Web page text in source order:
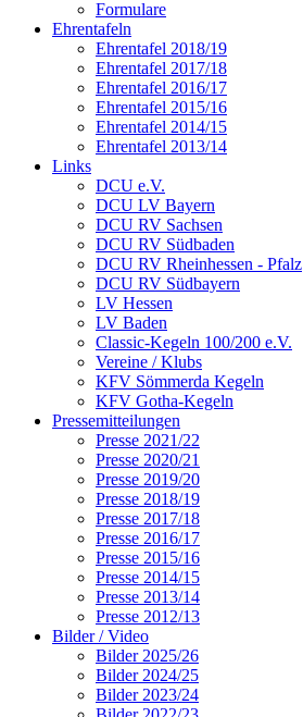
Formulare
Ehrentafeln
Ehrentafel 2018/19
Ehrentafel 2017/18
Ehrentafel 2016/17
Ehrentafel 2015/16
Ehrentafel 2014/15
Ehrentafel 2013/14
Links
DCU e.V.
DCU LV Bayern
DCU RV Sachsen
DCU RV Südbaden
DCU RV Rheinhessen - Pfalz
DCU RV Südbayern
LV Hessen
LV Baden
Classic-Kegeln 100/200 e.V.
Vereine / Klubs
KFV Sömmerda Kegeln
KFV Gotha-Kegeln
Pressemitteilungen
Presse 2021/22
Presse 2020/21
Presse 2019/20
Presse 2018/19
Presse 2017/18
Presse 2016/17
Presse 2015/16
Presse 2014/15
Presse 2013/14
Presse 2012/13
Bilder / Video
Bilder 2025/26
Bilder 2024/25
Bilder 2023/24